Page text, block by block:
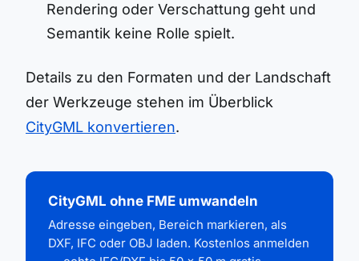
Rendering oder Verschattung geht und
Semantik keine Rolle spielt.
Details zu den Formaten und der Landschaft
der Werkzeuge stehen im Überblick
CityGML konvertieren.
CityGML ohne FME umwandeln
Adresse eingeben, Bereich markieren, als
DXF, IFC oder OBJ laden. Kostenlos anmelden